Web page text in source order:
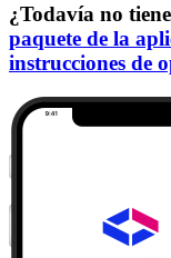
¿Todavía no
paquete de la
instrucciones de